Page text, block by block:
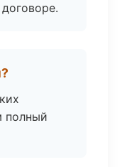
полный